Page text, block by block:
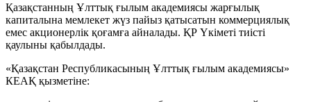
Қазақстанның Ұлттық ғылым академиясы жарғылық
капиталына мемлекет жүз пайыз қатысатын коммерциялық
емес акционерлік қоғамға айналады. ҚР Үкіметі тиісті
қаулыны қабылдады.
«Қазақстан Республикасының Ұлттық ғылым академиясы»
КЕАҚ қызметіне: